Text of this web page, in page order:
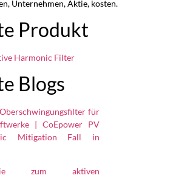
Unternehmen, Aktie, kosten.
Produkt
Harmonic Filter
Blogs
für
| CoEpower PV
Mitigation Fall in
zum aktiven